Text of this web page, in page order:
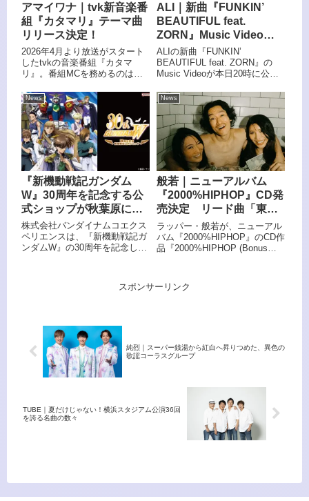
アマイワナ｜tvk新音楽番
組『カタマリ』テーマ曲
リリース決定！
2026年4月より放送がスタート
したtvkの音楽番組『カタマ
リ』。番組MCを務めるのは、
インドでのライブ経験を重ねる
シンガーソングライター・アマ
イワナだ。そのアマイワナが番
組オープニングテーマとして書
き下ろした新曲「未完成の部
屋」を、2026年6月10日（水）
に配信リリースすることが決定
した。
ALI｜新曲『FUNKIN’
BEAUTIFUL feat.
ZORN』Music Video公
開。ALIのLEOとZORNが
初共演
ALIの新曲『FUNKIN’
BEAUTIFUL feat. ZORN』の
Music Videoが本日20時に公開
HOPシーンを牽引するラッパ
ー・ZORNを迎え、ALIとの初タ
ッグが実現した。
News
『新機動戦記ガンダム
W』30周年を記念する公
式ショップが秋葉原にオ
ープン！8月8日(金)より
期間限定開催
株式会社バンダイナムコエクス
ペリエンスは、『新機動戦記ガ
ンダムW』の30周年を記念し、
2025年8月8日(金)、バンダイナ
ムコ Cross Store アトレ秋葉原
News
般若｜ニューアルバム
『2000%HIPHOP』CD発
売決定 リード曲「東
京」MVもプレミア公開
ラッパー・般若が、ニューアル
バム『2000%HIPHOP』のCD作
品『2000%HIPHOP (Bonus
はデジタル配信がスタートした
アルバムに加え、CDにはボー
スポンサーリンク
純烈｜スーパー銭湯から紅白へ昇りつめた、異色の
歌謡コーラスグループ
TUBE｜夏だけじゃない！横浜スタジアム公演36回
を誇る名曲の数々